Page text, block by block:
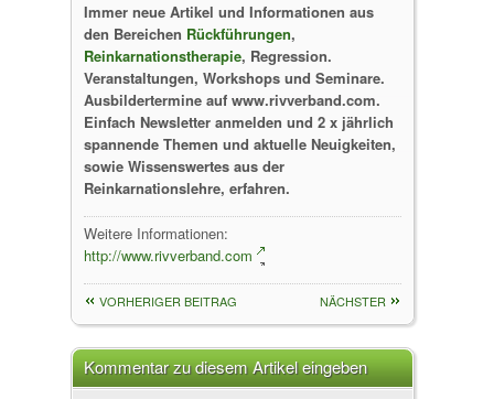
Immer neue Artikel und Informationen aus
den Bereichen Rückführungen,
Reinkarnationstherapie, Regression.
Veranstaltungen, Workshops und Seminare.
Ausbildertermine auf www.rivverband.com.
Einfach Newsletter anmelden und 2 x jährlich
spannende Themen und aktuelle Neuigkeiten,
sowie Wissenswertes aus der
Reinkarnationslehre, erfahren.
Weitere Informationen:
http://www.rivverband.com
NÄCHSTER
VORHERIGER BEITRAG
Kommentar zu diesem Artikel eingeben